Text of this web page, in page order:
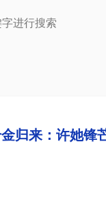
归来：许她锋